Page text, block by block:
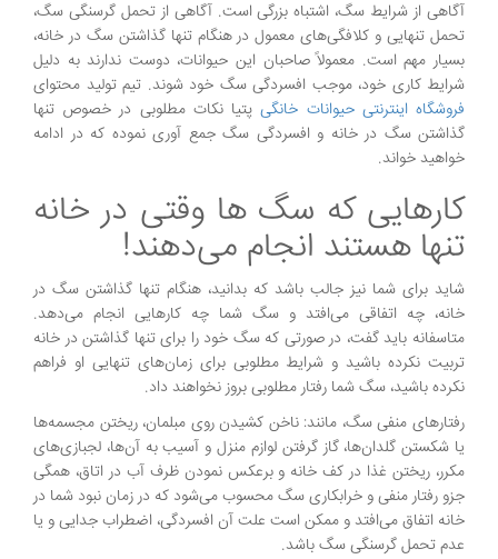
آگاهی از شرایط سگ، اشتباه بزرگی است. آگاهی از تحمل گرسنگی سگ،
تحمل تنهایی و کلافگی‌های معمول در هنگام تنها گذاشتن سگ در خانه،
بسیار مهم است. معمولاً صاحبان این حیوانات، دوست ندارند به دلیل
شرایط کاری خود، موجب افسردگی سگ خود شوند. تیم تولید محتوای
فروشگاه اینترنتی حیوانات خانگیپتیا نکات مطلوبی در خصوص تنها
گذاشتن سگ در خانه و افسردگی سگ جمع آوری نموده که در ادامه
خواهید خواند.
کارهایی که سگ ها وقتی در خانه
تنها هستند انجام می‌دهند!
شاید برای شما نیز جالب باشد که بدانید، هنگام تنها گذاشتن سگ در
خانه، چه اتفاقی می‌افتد و سگ شما چه کارهایی انجام می‌دهد.
متاسفانه باید گفت، در صورتی‌ که سگ خود را برای تنها گذاشتن در خانه
تربیت نکرده باشید و شرایط مطلوبی برای زمان‌های تنهایی او فراهم
نکرده باشید، سگ شما رفتار مطلوبی بروز نخواهند داد.
رفتارهای منفی سگ، مانند: ناخن کشیدن روی مبلمان، ریختن مجسمه‌ها
یا شکستن گلدان‌ها، گاز گرفتن لوازم منزل و آسیب به آن‌ها، لجبازی‌های
مکرر، ریختن غذا در کف خانه و برعکس نمودن ظرف آب در اتاق، همگی
جزو رفتار منفی و خرابکاری سگ محسوب می‌شود که در زمان نبود شما در
خانه اتفاق می‌افتد و ممکن است علت آن افسردگی، اضطراب جدایی و یا
عدم تحمل گرسنگی سگ باشد.